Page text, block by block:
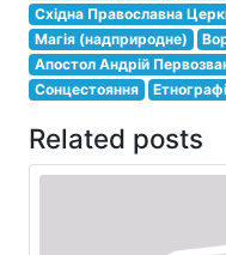
Східна Православна
Магія (надприродне)
Апостол Андрій
Сонцестояння
Related posts